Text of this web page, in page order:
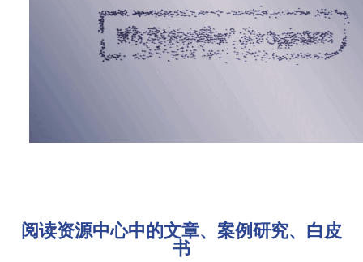
阅读资源中心中的文章、案例研究、白皮
书